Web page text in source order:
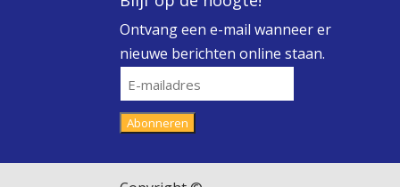
Ontvang een e-mail wanneer er
nieuwe berichten online staan.
E-
mailadres
Abonneren